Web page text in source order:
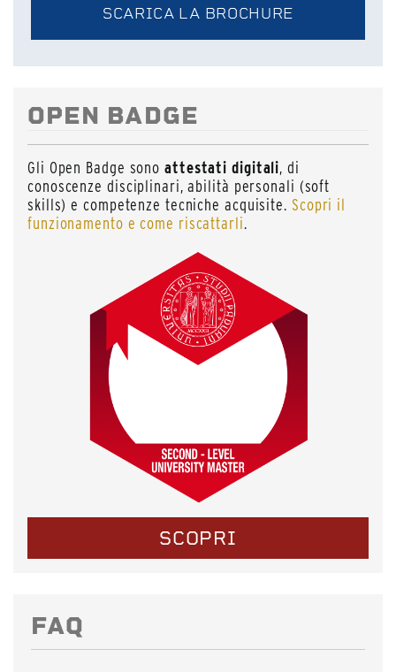
OPEN BADGE
Gli Open Badge sono attestati digitali, di
conoscenze disciplinari, abilità personali (soft
skills) e competenze tecniche acquisite. Scopri il
funzionamento e come riscattarli.
SCOPRI
FAQ